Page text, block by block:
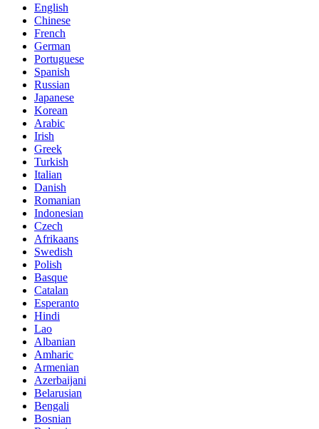
English
Chinese
French
German
Portuguese
Spanish
Russian
Japanese
Korean
Arabic
Irish
Greek
Turkish
Italian
Danish
Romanian
Indonesian
Czech
Afrikaans
Swedish
Polish
Basque
Catalan
Esperanto
Hindi
Lao
Albanian
Amharic
Armenian
Azerbaijani
Belarusian
Bengali
Bosnian